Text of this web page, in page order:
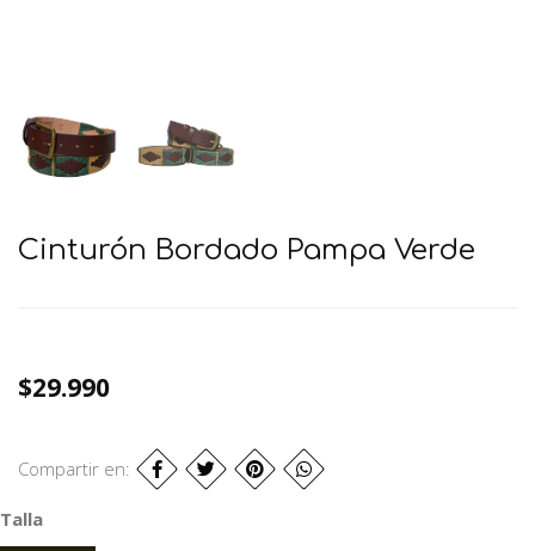
Cinturón Bordado Pampa Verde
$29.990
Compartir en:
Talla